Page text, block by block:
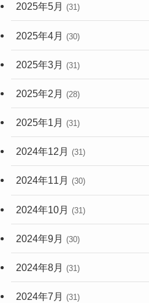
2025年5月 (31)
2025年4月 (30)
2025年3月 (31)
2025年2月 (28)
2025年1月 (31)
2024年12月 (31)
2024年11月 (30)
2024年10月 (31)
2024年9月 (30)
2024年8月 (31)
2024年7月 (31)